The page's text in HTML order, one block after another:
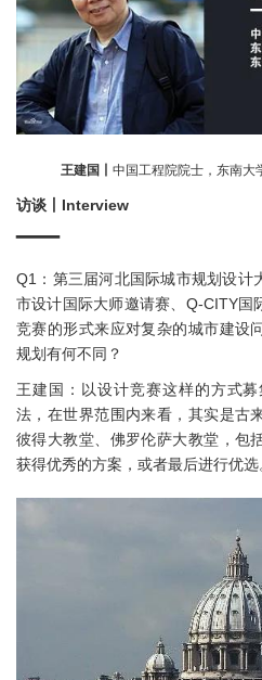
王建国丨 中国工程院院士，东南大
访谈丨Interview
—
Q1：第三届河北国际城市规划设计
市设计国际大师邀请赛、Q-CITY国
竞赛的形式来应对复杂的城市建设
规划有何不同？
王建国：以设计竞赛这样的方式
法，在世界范围内来看，其实是古
彼得大教堂、佛罗伦萨大教堂，包
获得优秀的方案，或者最后进行优选